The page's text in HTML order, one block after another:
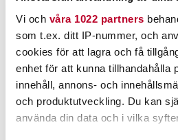
Vi och våra 1022 partners
som t.ex. ditt IP-nummer, och
cookies för att lagra och få
enhet för att kunna tillhandahålla
innehåll, annons- och
och produktutveckling. Du kan
använda din data och i vilka
ANDRA TITTADE OCKSÅ PÅ